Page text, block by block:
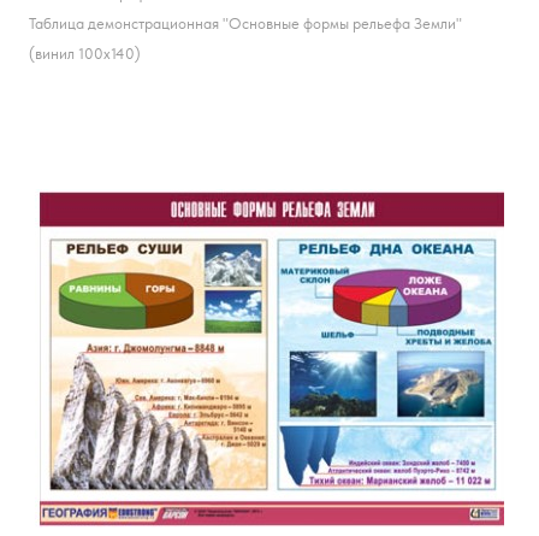
Таблица демонстрационная "Основные формы рельефа Земли"
(винил 100х140)